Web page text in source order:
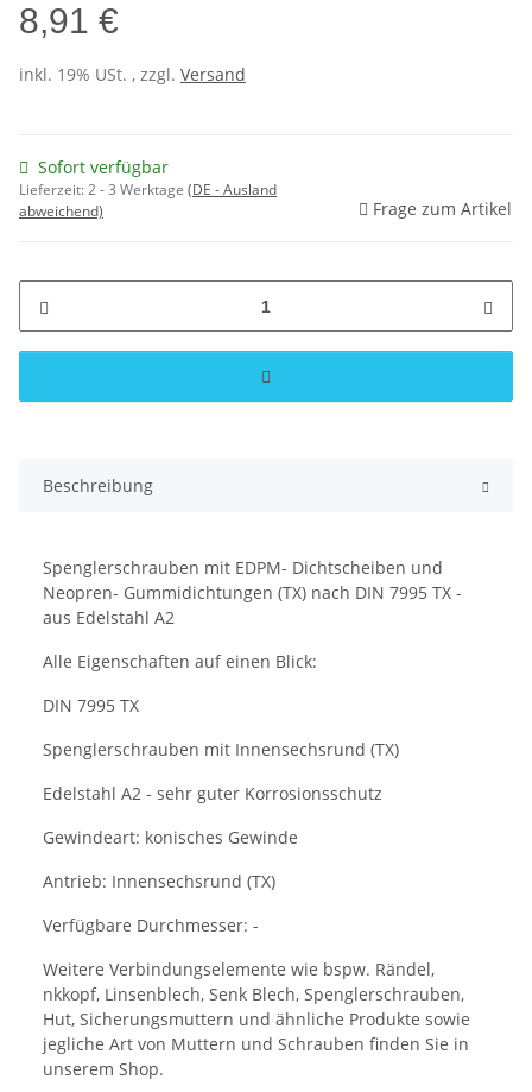
8,91 €
inkl. 19% USt. , zzgl. Versand
Sofort verfügbar
Lieferzeit:2 - 3 Werktage (DE - Ausland
abweichend)
Frage zum Artikel
Beschreibung
Spenglerschrauben mit EDPM- Dichtscheiben und
Neopren- Gummidichtungen (TX) nach DIN 7995 TX -
aus Edelstahl A2
Alle Eigenschaften auf einen Blick:
DIN 7995 TX
Spenglerschrauben mit Innensechsrund (TX)
Edelstahl A2 - sehr guter Korrosionsschutz
Gewindeart: konisches Gewinde
Antrieb: Innensechsrund (TX)
Verfügbare Durchmesser: -
Weitere Verbindungselemente wie bspw. Rändel,
nkkopf, Linsenblech, Senk Blech, Spenglerschrauben,
Hut, Sicherungsmuttern und ähnliche Produkte sowie
jegliche Art von Muttern und Schrauben finden Sie in
unserem Shop.